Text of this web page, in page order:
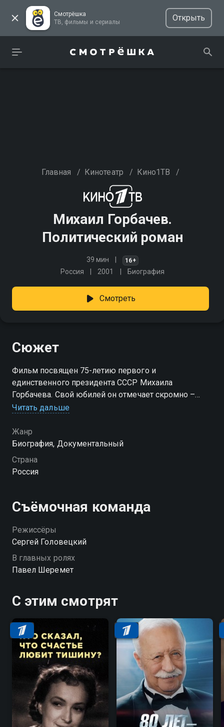
Смотрёшка
ТВ, фильмы и сериалы
Открыть
Главная / Кинотеатр / Кино1ТВ /
Михаил Горбачев.
Политический роман
39 мин 16+
Россия 2001 Биография
Смотреть
Сюжет
Фильм посвящен 75-летию первого и
единственного президента СССР Михаила
Горбачева. Свой юбилей он отмечает скромно –
организацией благотворительного концерта и новой
Читать дальше
Жанр
Биография, Документальный
Страна
Россия
Съёмочная команда
Режиссёры
Сергей Головецкий
В главных ролях
Павел Шеремет
С этим смотрят